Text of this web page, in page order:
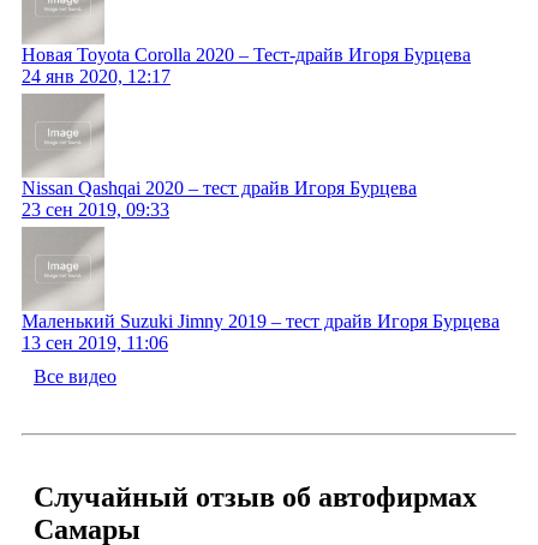
Новая Toyota Corolla 2020 – Тест-драйв Игоря Бурцева
24 янв 2020, 12:17
Nissan Qashqai 2020 – тест драйв Игоря Бурцева
23 сен 2019, 09:33
Маленький Suzuki Jimny 2019 – тест драйв Игоря Бурцева
13 сен 2019, 11:06
Все видео
Случайный отзыв об автофирмах
Самары